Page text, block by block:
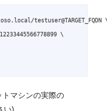
testuser@TARGET_FQDN
\
トマシンの実際の
い)